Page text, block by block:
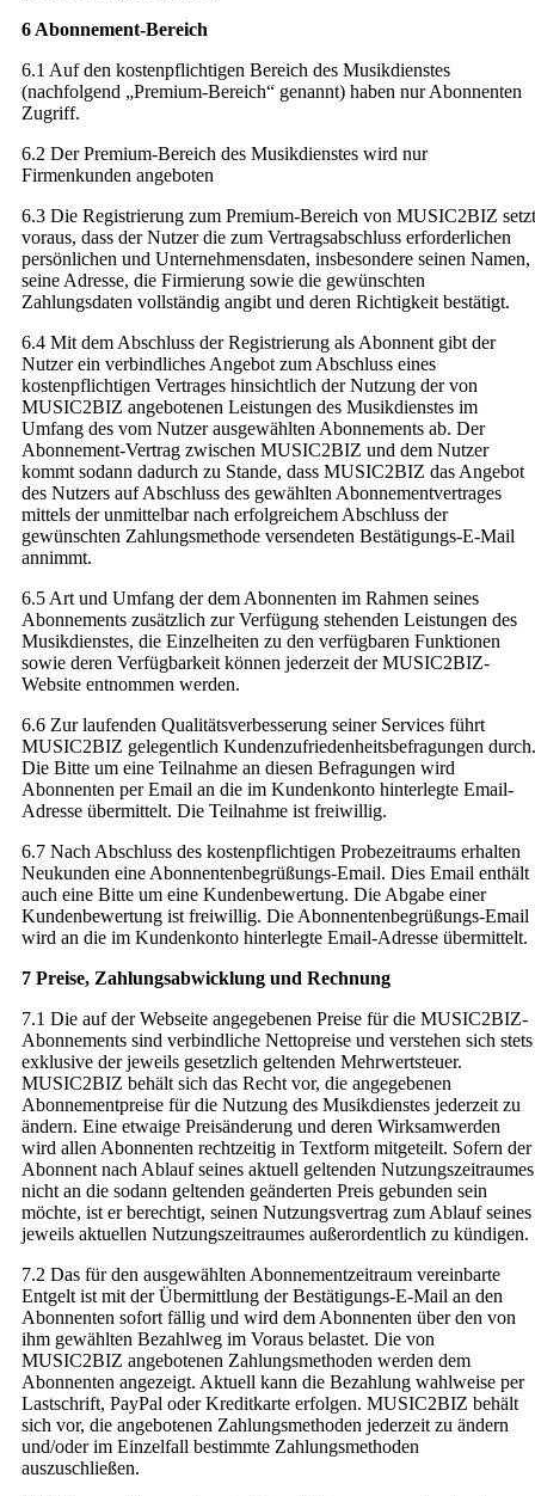
6 Abonnement-Bereich
6.1 Auf den kostenpflichtigen Bereich des Musikdienstes
(nachfolgend „Premium-Bereich“ genannt) haben nur Abonnenten
Zugriff.
6.2 Der Premium-Bereich des Musikdienstes wird nur
Firmenkunden angeboten
6.3 Die Registrierung zum Premium-Bereich von MUSIC2BIZ setzt
voraus, dass der Nutzer die zum Vertragsabschluss erforderlichen
persönlichen und Unternehmensdaten, insbesondere seinen Namen,
seine Adresse, die Firmierung sowie die gewünschten
Zahlungsdaten vollständig angibt und deren Richtigkeit bestätigt.
6.4 Mit dem Abschluss der Registrierung als Abonnent gibt der
Nutzer ein verbindliches Angebot zum Abschluss eines
kostenpflichtigen Vertrages hinsichtlich der Nutzung der von
MUSIC2BIZ angebotenen Leistungen des Musikdienstes im
Umfang des vom Nutzer ausgewählten Abonnements ab. Der
Abonnement-Vertrag zwischen MUSIC2BIZ und dem Nutzer
kommt sodann dadurch zu Stande, dass MUSIC2BIZ das Angebot
des Nutzers auf Abschluss des gewählten Abonnementvertrages
mittels der unmittelbar nach erfolgreichem Abschluss der
gewünschten Zahlungsmethode versendeten Bestätigungs-E-Mail
annimmt.
6.5 Art und Umfang der dem Abonnenten im Rahmen seines
Abonnements zusätzlich zur Verfügung stehenden Leistungen des
Musikdienstes, die Einzelheiten zu den verfügbaren Funktionen
sowie deren Verfügbarkeit können jederzeit der MUSIC2BIZ-
Website entnommen werden.
6.6 Zur laufenden Qualitätsverbesserung seiner Services führt
MUSIC2BIZ gelegentlich Kundenzufriedenheitsbefragungen durch.
Die Bitte um eine Teilnahme an diesen Befragungen wird
Abonnenten per Email an die im Kundenkonto hinterlegte Email-
Adresse übermittelt. Die Teilnahme ist freiwillig.
6.7 Nach Abschluss des kostenpflichtigen Probezeitraums erhalten
Neukunden eine Abonnentenbegrüßungs-Email. Dies Email enthält
auch eine Bitte um eine Kundenbewertung. Die Abgabe einer
Kundenbewertung ist freiwillig. Die Abonnentenbegrüßungs-Email
wird an die im Kundenkonto hinterlegte Email-Adresse übermittelt.
7 Preise, Zahlungsabwicklung und Rechnung
7.1 Die auf der Webseite angegebenen Preise für die MUSIC2BIZ-
Abonnements sind verbindliche Nettopreise und verstehen sich stets
exklusive der jeweils gesetzlich geltenden Mehrwertsteuer.
MUSIC2BIZ behält sich das Recht vor, die angegebenen
Abonnementpreise für die Nutzung des Musikdienstes jederzeit zu
ändern. Eine etwaige Preisänderung und deren Wirksamwerden
wird allen Abonnenten rechtzeitig in Textform mitgeteilt. Sofern der
Abonnent nach Ablauf seines aktuell geltenden Nutzungszeitraumes
nicht an die sodann geltenden geänderten Preis gebunden sein
möchte, ist er berechtigt, seinen Nutzungsvertrag zum Ablauf seines
jeweils aktuellen Nutzungszeitraumes außerordentlich zu kündigen.
7.2 Das für den ausgewählten Abonnementzeitraum vereinbarte
Entgelt ist mit der Übermittlung der Bestätigungs-E-Mail an den
Abonnenten sofort fällig und wird dem Abonnenten über den von
ihm gewählten Bezahlweg im Voraus belastet. Die von
MUSIC2BIZ angebotenen Zahlungsmethoden werden dem
Abonnenten angezeigt. Aktuell kann die Bezahlung wahlweise per
Lastschrift, PayPal oder Kreditkarte erfolgen. MUSIC2BIZ behält
sich vor, die angebotenen Zahlungsmethoden jederzeit zu ändern
und/oder im Einzelfall bestimmte Zahlungsmethoden
auszuschließen.